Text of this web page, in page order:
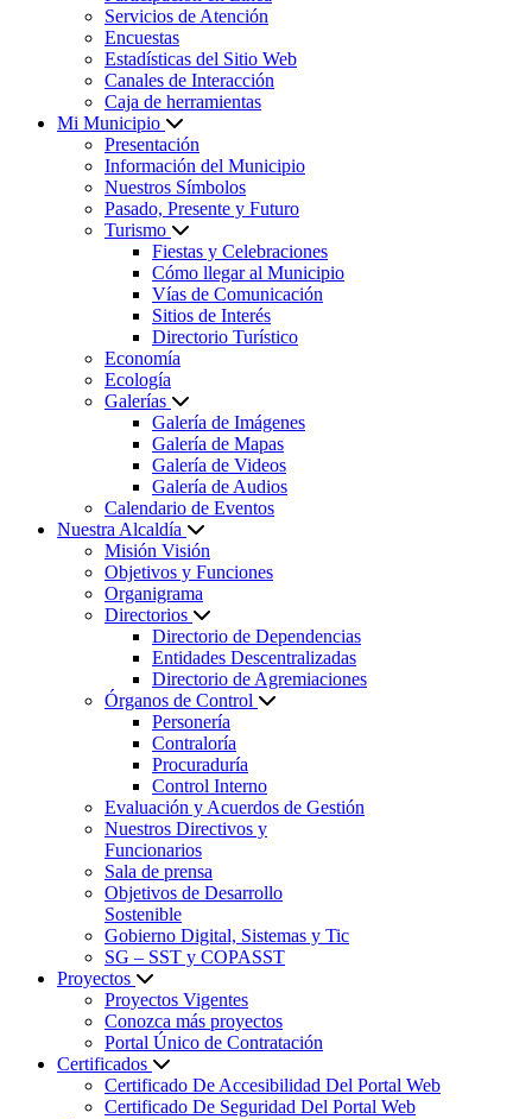
Servicios de Atención
Encuestas
Estadísticas del Sitio Web
Canales de Interacción
Caja de herramientas
Mi Municipio
Presentación
Información del Municipio
Nuestros Símbolos
Pasado, Presente y Futuro
Turismo
Fiestas y Celebraciones
Cómo llegar al Municipio
Vías de Comunicación
Sitios de Interés
Directorio Turístico
Economía
Ecología
Galerías
Galería de Imágenes
Galería de Mapas
Galería de Videos
Galería de Audios
Calendario de Eventos
Nuestra Alcaldía
Misión Visión
Objetivos y Funciones
Organigrama
Directorios
Directorio de Dependencias
Entidades Descentralizadas
Directorio de Agremiaciones
Órganos de Control
Personería
Contraloría
Procuraduría
Control Interno
Evaluación y Acuerdos de Gestión
Nuestros Directivos y
Funcionarios
Sala de prensa
Objetivos de Desarrollo
Sostenible
Gobierno Digital, Sistemas y Tic
SG – SST y COPASST
Proyectos
Proyectos Vigentes
Conozca más proyectos
Portal Único de Contratación
Certificados
Certificado De Accesibilidad Del Portal Web
Certificado De Seguridad Del Portal Web